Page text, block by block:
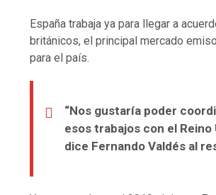
España trabaja ya para llegar a
británicos, el principal mercado
para el país.
“Nos gustaría poder
esos trabajos con el Reino
dice Fernando Valdés al